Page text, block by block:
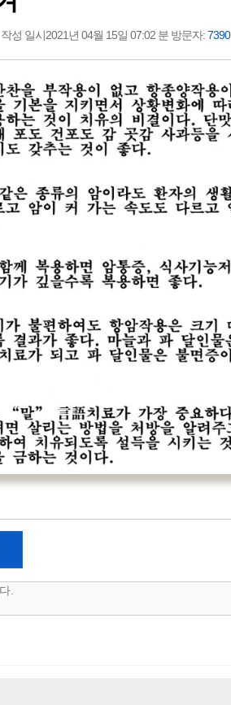
작성 일시2021년 04월 15일 07:02 분 방문자:7390